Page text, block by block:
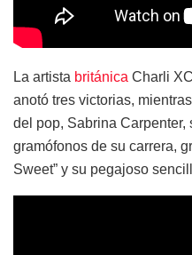
La artista británica Charli
anotó tres victorias,
del pop, Sabrina
gramófonos de su carrera,
Sweet” y su pegajoso